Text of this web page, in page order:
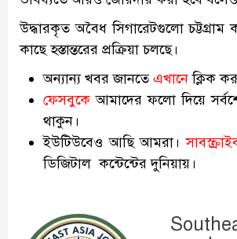
উদ্ধারকৃত অবৈধ সিগারেটগুলো চট্টগ্রাম
কাছে হস্তান্তরের প্রক্রিয়া চলছে।
অন্যান্য খবর জানতে এখানে ক্লিক
ফেসবুকে আমাদের ফলো দিয়ে
থাকুন।
ইউটিউবেও আছি আমরা।
ডিজিটাল কন্টেন্টের দুনিয়ায়।